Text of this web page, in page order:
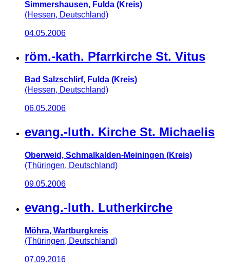
Simmershausen, Fulda (Kreis)
(Hessen, Deutschland)
04.05.2006
röm.-kath. Pfarrkirche St. Vitus
Bad Salzschlirf, Fulda (Kreis)
(Hessen, Deutschland)
06.05.2006
evang.-luth. Kirche St. Michaelis
Oberweid, Schmalkalden-Meiningen (Kreis)
(Thüringen, Deutschland)
09.05.2006
evang.-luth. Lutherkirche
Möhra, Wartburgkreis
(Thüringen, Deutschland)
07.09.2016